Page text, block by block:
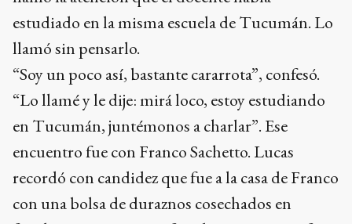
estudiado en la misma escuela de Tucumán. Lo
llamó sin pensarlo.
“Soy un poco así, bastante cararrota”, confesó.
“Lo llamé y le dije: mirá loco, estoy estudiando
en Tucumán, juntémonos a charlar”. Ese
encuentro fue con Franco Sachetto. Lucas
recordó con candidez que fue a la casa de Franco
con una bolsa de duraznos cosechados en